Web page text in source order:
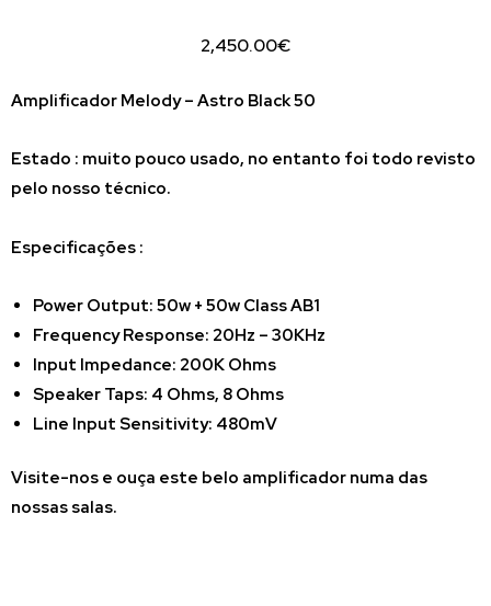
2,450.00€
Amplificador Melody – Astro Black 50
Estado : muito pouco usado, no entanto foi todo revisto
pelo nosso técnico.
Especificações :
Power Output: 50w + 50w Class AB1
Frequency Response: 20Hz – 30KHz
Input Impedance: 200K Ohms
Speaker Taps: 4 Ohms, 8 Ohms
Line Input Sensitivity: 480mV
Visite-nos e ouça este belo amplificador numa das
nossas salas.